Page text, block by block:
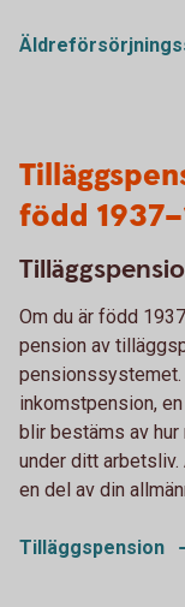
född
Om du är född
pension av
inkomstpension,
blir bestäms av hur
under ditt
en del av din
Tilläggspension